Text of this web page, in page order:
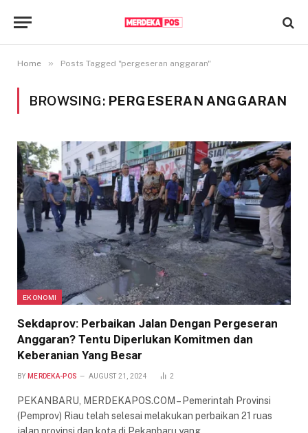
Home » Posts Tagged "pergeseran anggaran"
BROWSING: PERGESERAN ANGGARAN
EKONOMI
Sekdaprov: Perbaikan Jalan Dengan Pergeseran
Anggaran? Tentu Diperlukan Komitmen dan
Keberanian Yang Besar
BY MERDEKA-POS AUGUST 21, 2024 2
PEKANBARU, MERDEKAPOS.COM – Pemerintah Provinsi
(Pemprov) Riau telah selesai melakukan perbaikan 21 ruas